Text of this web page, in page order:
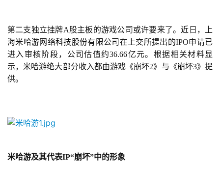
第二支独立挂牌A股主板的游戏公司或许要来了。近日，上
海米哈游网络科技股份有限公司在上交所提出的IPO申请已
进入审核阶段，公司估值约36.66亿元。根据相关材料显
示，米哈游绝大部分收入都由游戏《崩坏2》与《崩坏3》提
供。
米哈游及其代表IP“崩坏”中的形象